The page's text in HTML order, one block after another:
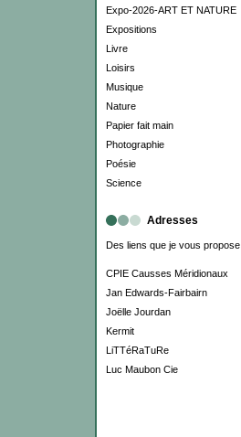
Expo-2026-ART ET NATURE
Expositions
Livre
Loisirs
Musique
Nature
Papier fait main
Photographie
Poésie
Science
Adresses
Des liens que je vous propose
CPIE Causses Méridionaux
Jan Edwards-Fairbairn
Joëlle Jourdan
Kermit
LiTTéRaTuRe
Luc Maubon Cie